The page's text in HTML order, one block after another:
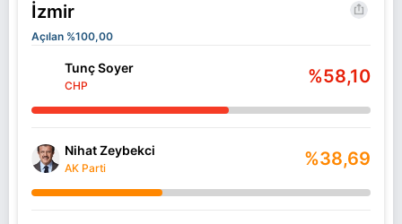
İzmir
Açılan %100,00
Tunç Soyer
CHP %58,10
Nihat Zeybekci
AK Parti %38,69